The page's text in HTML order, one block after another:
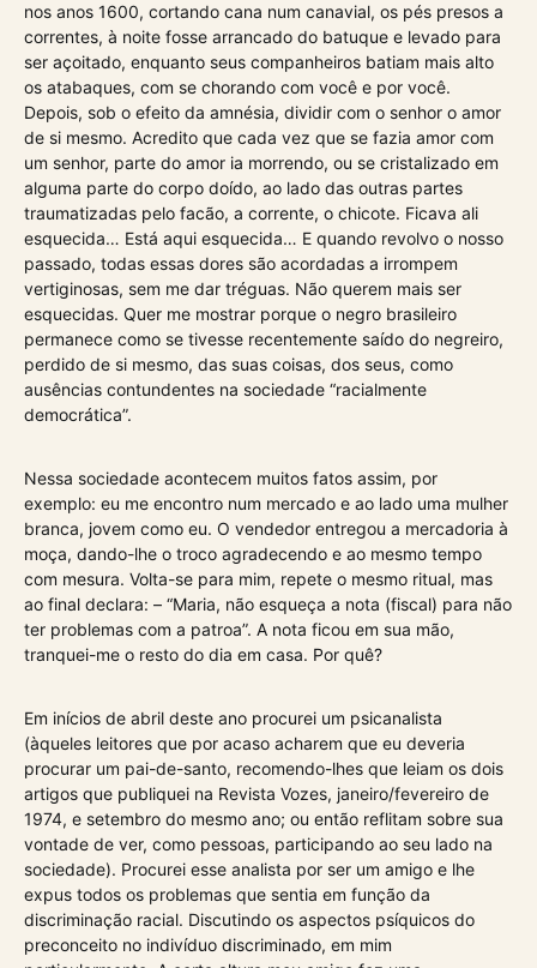
nos anos 1600, cortando cana num canavial, os pés presos a
correntes, à noite fosse arrancado do batuque e levado para
ser açoitado, enquanto seus companheiros batiam mais alto
os atabaques, com se chorando com você e por você.
Depois, sob o efeito da amnésia, dividir com o senhor o amor
de si mesmo. Acredito que cada vez que se fazia amor com
um senhor, parte do amor ia morrendo, ou se cristalizado em
alguma parte do corpo doído, ao lado das outras partes
traumatizadas pelo facão, a corrente, o chicote. Ficava ali
esquecida… Está aqui esquecida… E quando revolvo o nosso
passado, todas essas dores são acordadas a irrompem
vertiginosas, sem me dar tréguas. Não querem mais ser
esquecidas. Quer me mostrar porque o negro brasileiro
permanece como se tivesse recentemente saído do negreiro,
perdido de si mesmo, das suas coisas, dos seus, como
ausências contundentes na sociedade “racialmente
democrática”.
Nessa sociedade acontecem muitos fatos assim, por
exemplo: eu me encontro num mercado e ao lado uma mulher
branca, jovem como eu. O vendedor entregou a mercadoria à
moça, dando-lhe o troco agradecendo e ao mesmo tempo
com mesura. Volta-se para mim, repete o mesmo ritual, mas
ao final declara: – “Maria, não esqueça a nota (fiscal) para não
ter problemas com a patroa”. A nota ficou em sua mão,
tranquei-me o resto do dia em casa. Por quê?
Em inícios de abril deste ano procurei um psicanalista
(àqueles leitores que por acaso acharem que eu deveria
procurar um pai-de-santo, recomendo-lhes que leiam os dois
artigos que publiquei na Revista Vozes, janeiro/fevereiro de
1974, e setembro do mesmo ano; ou então reflitam sobre sua
vontade de ver, como pessoas, participando ao seu lado na
sociedade). Procurei esse analista por ser um amigo e lhe
expus todos os problemas que sentia em função da
discriminação racial. Discutindo os aspectos psíquicos do
preconceito no indivíduo discriminado, em mim